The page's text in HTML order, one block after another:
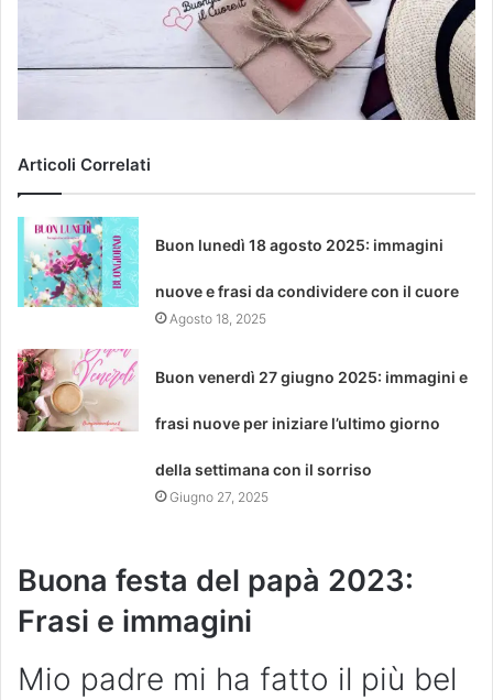
Articoli Correlati
Buon lunedì 18 agosto 2025: immagini
nuove e frasi da condividere con il cuore
Agosto 18, 2025
Buon venerdì 27 giugno 2025: immagini e
frasi nuove per iniziare l’ultimo giorno
della settimana con il sorriso
Giugno 27, 2025
Buona festa del papà 2023:
Frasi e immagini
Mio padre mi ha fatto il più bel